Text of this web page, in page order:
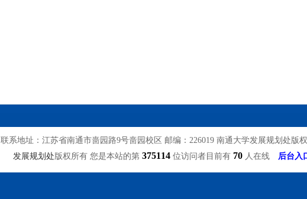
联系地址：江苏省南通市啬园路9号啬园校区 邮编：226019 南通大学发展规划处版
发展规划处版权所有 您是本站的第 375114 位访问者目前有 70 人在线 后台入